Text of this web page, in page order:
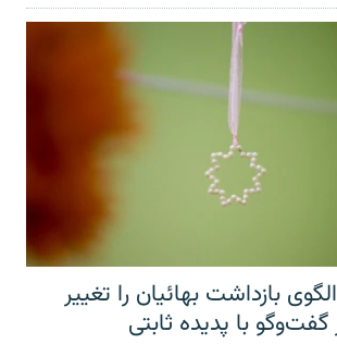
بازداشت بهائیان را تغییر
با پدیده ثابتی